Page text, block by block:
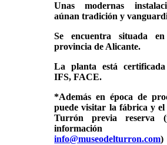
Unas modernas
aúnan tradición y
Se encuentra situada
provincia de Alicante.
La planta está
IFS, FACE.
*Además en época de
puede visitar la fábrica y el
Turrón previa reserva
información
info@museodelturron.com)